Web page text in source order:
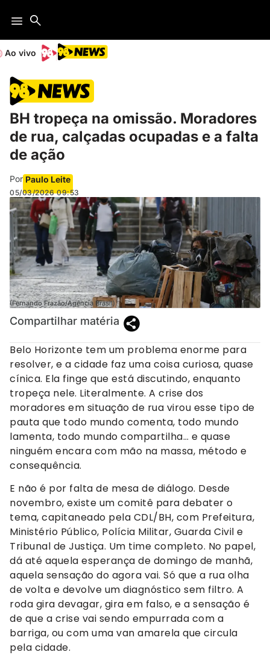
Ao vivo
BH tropeça na omissão. Moradores
de rua, calçadas ocupadas e a falta
de ação
Por Paulo Leite
05/03/2026 09:53
(Fernando Frazão/Agência Brasil)
Compartilhar matéria
Belo Horizonte tem um problema enorme para
resolver, e a cidade faz uma coisa curiosa, quase
cínica. Ela finge que está discutindo, enquanto
tropeça nele. Literalmente. A crise dos
moradores em situação de rua virou esse tipo de
pauta que todo mundo comenta, todo mundo
lamenta, todo mundo compartilha… e quase
ninguém encara com mão na massa, método e
consequência.
E não é por falta de mesa de diálogo. Desde
novembro, existe um comitê para debater o
tema, capitaneado pela CDL/BH, com Prefeitura,
Ministério Público, Polícia Militar, Guarda Civil e
Tribunal de Justiça. Um time completo. No papel,
dá até aquela esperança de domingo de manhã,
aquela sensação do agora vai. Só que a rua olha
de volta e devolve um diagnóstico sem filtro. A
roda gira devagar, gira em falso, e a sensação é
de que a crise vai sendo empurrada com a
barriga, ou com uma van amarela que circula
pela cidade.